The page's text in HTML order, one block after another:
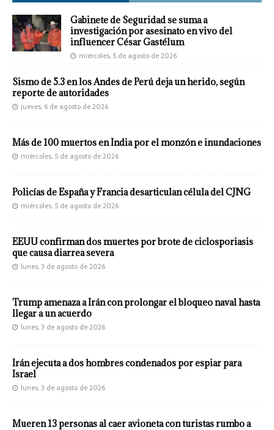
Gabinete de Seguridad se suma a
investigación por asesinato en vivo del
influencer César Gastélum
miércoles, 5 de agosto de 2026
Sismo de 5.3 en los Andes de Perú deja un herido, según
reporte de autoridades
jueves, 6 de agosto de 2026
Más de 100 muertos en India por el monzón e inundaciones
miércoles, 5 de agosto de 2026
Policías de España y Francia desarticulan célula del CJNG
miércoles, 5 de agosto de 2026
EEUU confirman dos muertes por brote de ciclosporiasis
que causa diarrea severa
lunes, 3 de agosto de 2026
Trump amenaza a Irán con prolongar el bloqueo naval hasta
llegar a un acuerdo
lunes, 3 de agosto de 2026
Irán ejecuta a dos hombres condenados por espiar para
Israel
lunes, 3 de agosto de 2026
Mueren 13 personas al caer avioneta con turistas rumbo a